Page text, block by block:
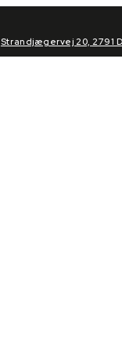
Strandjægervej 20, 2791